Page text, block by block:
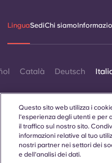
LinguaSediChi siamo
Català Deutsch
Questo sito web utilizza i
l'esperienza degli utenti e per
il traffico sul nostro sito.
informazioni relative al tuo
nostri partner nei settori dei
e dell'analisi dei dati.